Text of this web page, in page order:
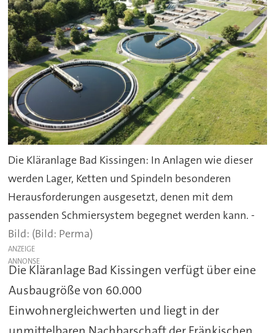
Die Kläranlage Bad Kissingen: In Anlagen wie dieser
werden Lager, Ketten und Spindeln besonderen
Herausforderungen ausgesetzt, denen mit dem
passenden Schmiersystem begegnet werden kann. -
(Bild: Perma)
ANZEIGE
Die Kläranlage Bad Kissingen verfügt über eine
Ausbaugröße von 60.000
Einwohnergleichwerten und liegt in der